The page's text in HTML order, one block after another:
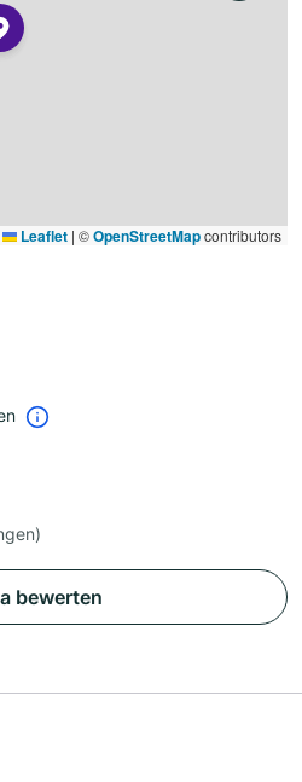
Leaflet | ©OpenStreetMapcontributors
bewerten